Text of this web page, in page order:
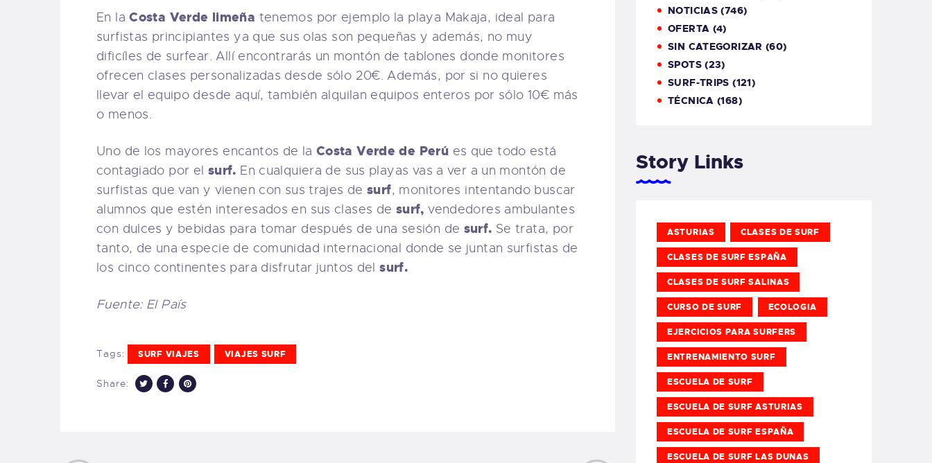
En laCosta Verde limeña tenemos por ejemplo la playa Makaja, ideal para
surfistas principiantes ya que sus olas son pequeñas y además, no muy
dificíles de surfear. Allí encontrarás un montón de tablones donde monitores
ofrecen clases personalizadas desde sólo 20€. Además, por si no quieres
llevar el equipo desde aquí, también alquilan equipos enteros por sólo 10€ más
o menos.
Uno de los mayores encantos de la Costa Verde de Perú es que todo está
contagiado por el surf. En cualquiera de sus playas vas a ver a un montón de
surfistas que van y vienen con sus trajes desurf, monitores intentando buscar
alumnos que estén interesados en sus clases de surf, vendedores ambulantes
con dulces y bebidas para tomar después de una sesión de surf. Se trata, por
tanto, de una especie de comunidad internacional donde se juntan surfistas de
los cinco continentes para disfrutar juntos del surf.
Fuente: El País
Tags: SURF VIAJES VIAJES SURF
Share:
NOTICIAS (746)
OFERTA (4)
SIN CATEGORIZAR (60)
SPOTS(23)
SURF-TRIPS (121)
TÉCNICA (168)
Story Links
ASTURIAS CLASES DE SURF
CLASES DE SURF ESPAÑA
CLASES DE SURF SALINAS
CURSO DE SURF ECOLOGIA
EJERCICIOS PARA SURFERS
ENTRENAMIENTO SURF
ESCUELA DE SURF
ESCUELA DE SURF ASTURIAS
ESCUELA DE SURF ESPAÑA
ESCUELA DE SURF LAS DUNAS